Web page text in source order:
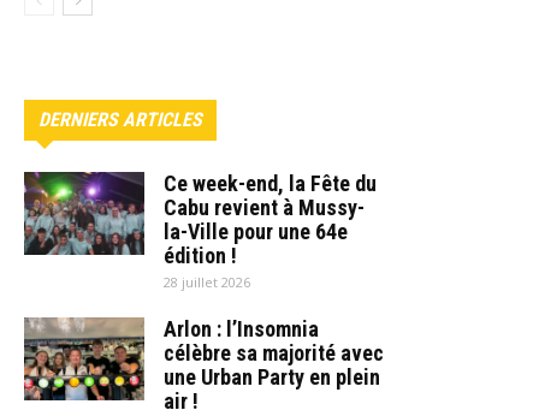
DERNIERS ARTICLES
Ce week-end, la Fête du
Cabu revient à Mussy-
la-Ville pour une 64e
édition !
28 juillet 2026
Arlon : l’Insomnia
célèbre sa majorité avec
une Urban Party en plein
air !